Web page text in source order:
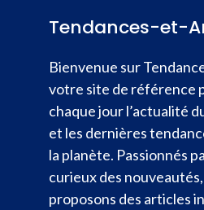
Tendances-et-
Bienvenue sur
votre site de référence
chaque jour l’actualité
et les dernières
la planète. Passionnés
curieux des
proposons des articles